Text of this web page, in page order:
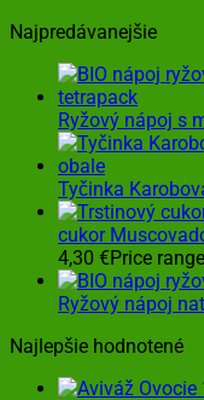
Najpredávanejšie
Ryžový nápoj s
Tyčinka
cukor
4,30 €Price
Ryžový nápoj
Najlepšie hodnotené